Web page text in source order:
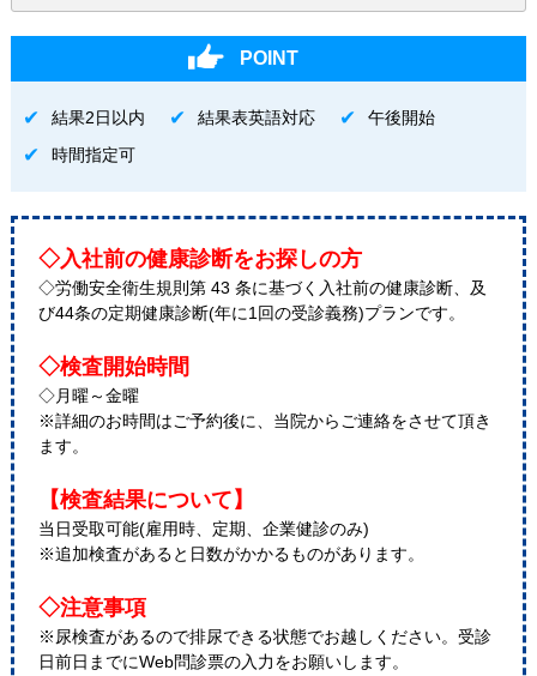
POINT
結果2日以内 結果表英語対応
午後開始
時間指定可
◇入社前の健康診断をお探しの方
◇労働安全衛生規則第 43 条に基づく入社前の健康診断、及
び44条の定期健康診断(年に1回の受診義務)プランです。
◇検査開始時間
◇月曜～金曜
※詳細のお時間はご予約後に、当院からご連絡をさせて頂き
ます。
【検査結果について】
当日受取可能(雇用時、定期、企業健診のみ)
※追加検査があると日数がかかるものがあります。
◇注意事項
※尿検査があるので排尿できる状態でお越しください。受診
日前日までにWeb問診票の入力をお願いします。